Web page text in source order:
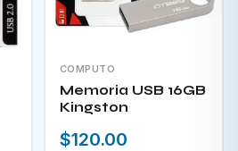
COMPUTO
Memoria USB 16GB
Kingston
$120.00